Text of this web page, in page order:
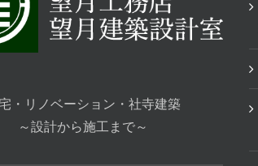
・リノベーション・社寺建築
～設計から施工まで～